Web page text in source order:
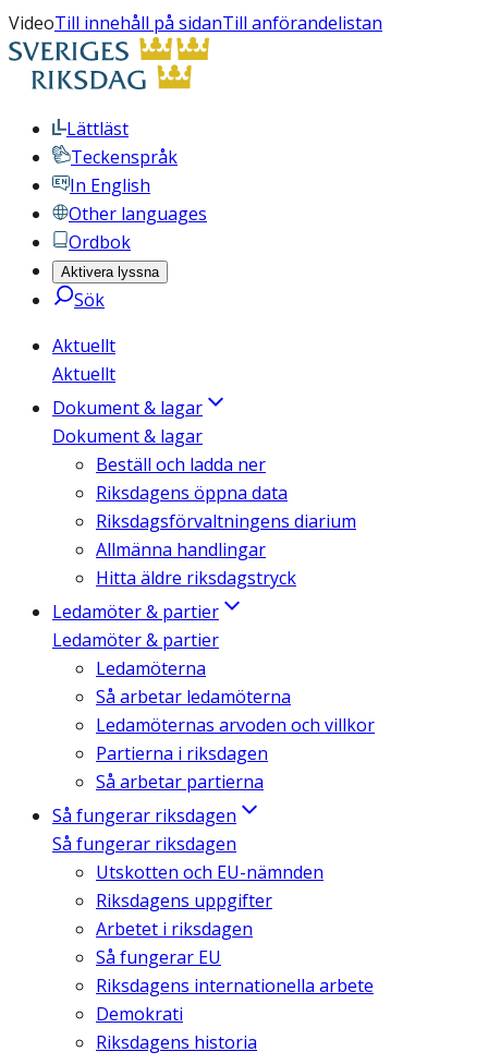
VideoTill innehåll på sidanTill anförandelistan
Lättläst
Teckenspråk
In English
Other languages
Ordbok
Aktivera lyssna
Sök
Aktuellt
Aktuellt
Dokument & lagar
Dokument & lagar
Beställ och ladda ner
Riksdagens öppna data
Riksdagsförvaltningens diarium
Allmänna handlingar
Hitta äldre riksdagstryck
Ledamöter & partier
Ledamöter & partier
Ledamöterna
Så arbetar ledamöterna
Ledamöternas arvoden och villkor
Partierna i riksdagen
Så arbetar partierna
Så fungerar riksdagen
Så fungerar riksdagen
Utskotten och EU-nämnden
Riksdagens uppgifter
Arbetet i riksdagen
Så fungerar EU
Riksdagens internationella arbete
Demokrati
Riksdagens historia